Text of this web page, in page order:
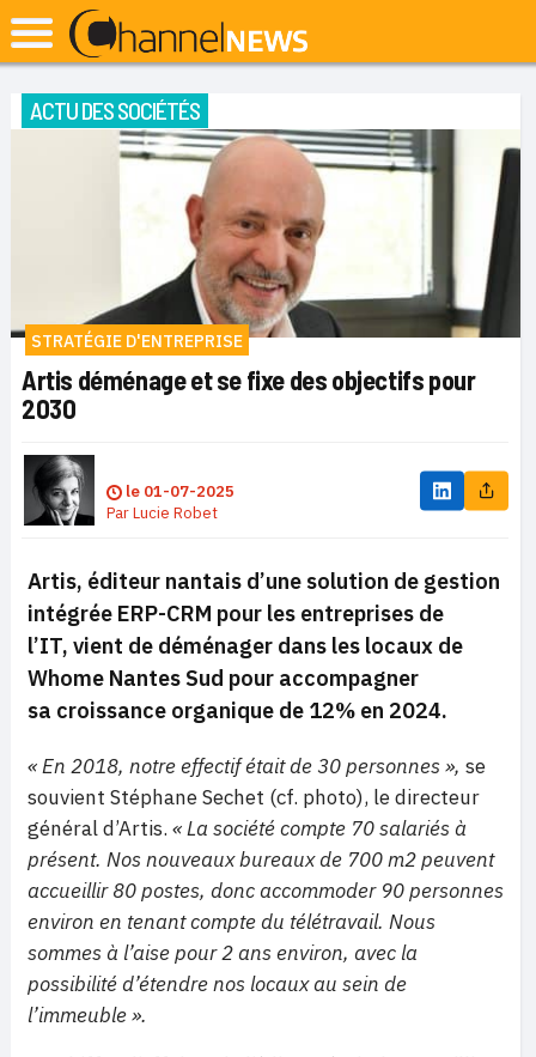
ACTU DES SOCIÉTÉS
STRATÉGIE D'ENTREPRISE
Artis déménage et se fixe des objectifs pour
2030
le 01-07-2025
ParLucie Robet
Artis, éditeur nantais d’une solution de gestion
intégrée ERP-CRM pour les entreprises de
l’IT, vient de déménager dans les locaux de
Whome Nantes Sud pour accompagner
sa croissance organique de 12% en 2024.
« En 2018, notre effectif était de 30 personnes », se
souvient Stéphane Sechet (cf. photo), le directeur
général d’Artis. « La société compte 70 salariés à
présent. Nos nouveaux bureaux de 700 m2 peuvent
accueillir 80 postes, donc accommoder 90 personnes
environ en tenant compte du télétravail. Nous
sommes à l’aise pour 2 ans environ, avec la
possibilité d’étendre nos locaux au sein de
l’immeuble ».